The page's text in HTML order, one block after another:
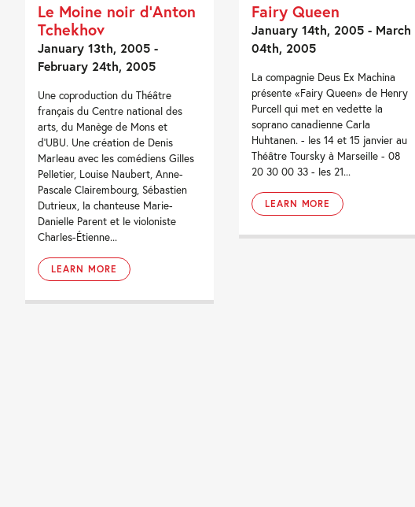
Le Moine noir d’Anton
Tchekhov
January 13th, 2005 -
February 24th, 2005
Une coproduction du Théâtre
français du Centre national des
arts, du Manège de Mons et
d’UBU. Une création de Denis
Marleau avec les comédiens Gilles
Pelletier, Louise Naubert, Anne-
Pascale Clairembourg, Sébastien
Dutrieux, la chanteuse Marie-
Danielle Parent et le violoniste
Charles-Étienne...
LEARN MORE
Fairy Queen
January 14th, 2005 - March
04th, 2005
La compagnie Deus Ex Machina
présente «Fairy Queen» de Henry
Purcell qui met en vedette la
soprano canadienne Carla
Huhtanen. - les 14 et 15 janvier au
Théâtre Toursky à Marseille - 08
20 30 00 33 - les 21...
LEARN MORE